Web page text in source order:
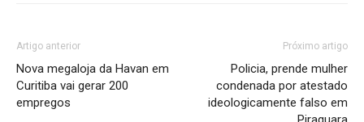
Artigo anterior
Nova megaloja da Havan em
Curitiba vai gerar 200
empregos
Próximo artigo
Policia, prende mulher
condenada por atestado
ideologicamente falso em